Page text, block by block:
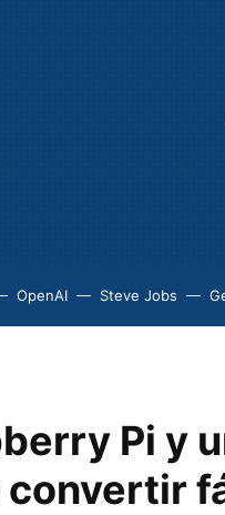
OpenAI Steve Jobs
Pi y
convertir